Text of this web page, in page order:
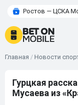
Ростов — ЦСКА
Главная / Новости
Гурцкая
Мусаева из